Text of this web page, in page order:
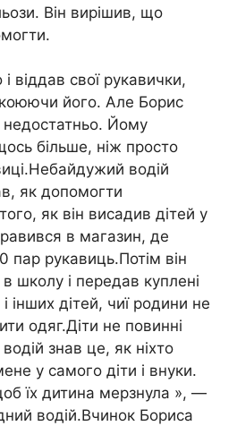
Він вирішив, що
і віддав свої рукавички,
його. Але Борис
Йому
більше, ніж просто
водій
як допомогти
як він висадив дітей у
в магазин, де
пар рукавиць.Потім він
школу і передав куплені
інших дітей, чиї родини не
одяг.Діти не повинні
знав це, як ніхто
у самого діти і внуки.
їх дитина мерзнула », —
водій.Вчинок Бориса